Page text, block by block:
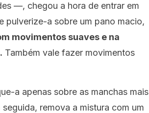
—, chegou a hora de entrar em
pulverize-a sobre um pano macio,
movimentos suaves e na
Também vale fazer movimentos
a apenas sobre as manchas mais
remova a mistura com um